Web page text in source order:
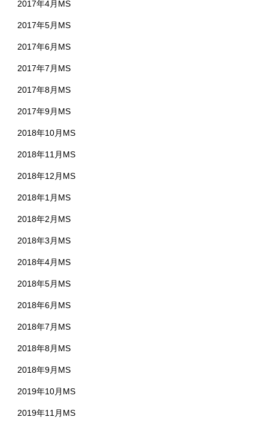
2017年4月MS
2017年5月MS
2017年6月MS
2017年7月MS
2017年8月MS
2017年9月MS
2018年10月MS
2018年11月MS
2018年12月MS
2018年1月MS
2018年2月MS
2018年3月MS
2018年4月MS
2018年5月MS
2018年6月MS
2018年7月MS
2018年8月MS
2018年9月MS
2019年10月MS
2019年11月MS